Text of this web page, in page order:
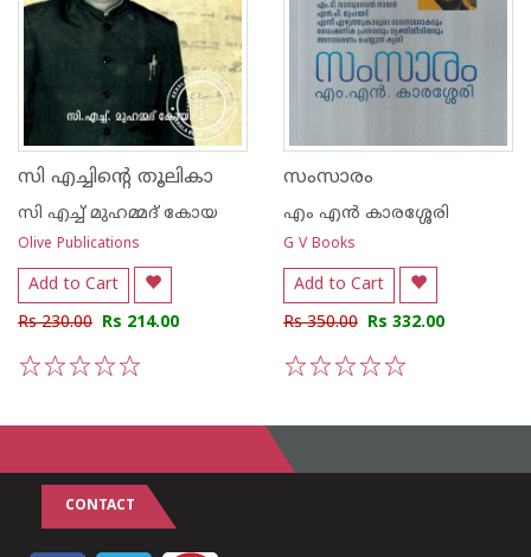
സി എച്ചിന്റെ തൂലികാ
സി എച്ച് മുഹമ്മദ് കോയ
Olive Publications
Add to Cart
Rs 230.00 Rs 214.00
സംസാരം
എം എന്‍ കാരശ്ശേരി
G V Books
Add to Cart
Rs 350.00 Rs 332.00
CONTACT